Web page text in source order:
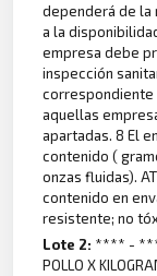
dependerá de la
a la
empresa debe
inspección
correspondiente
aquellas
apartadas. 8 El
contenido (
onzas fluidas).
contenido en
resistente; no
Lote 2: **** - ****
POLLO X